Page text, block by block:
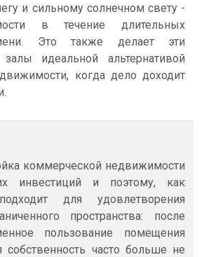
и сильному солнечном свету -
в течение длительных
Это также делает эти
идеальной альтернативой
когда дело доходит
коммерческой недвижимости
инвестиций и поэтому, как
для удовлетворения
пространства: после
пользование помещения
собственность часто больше не